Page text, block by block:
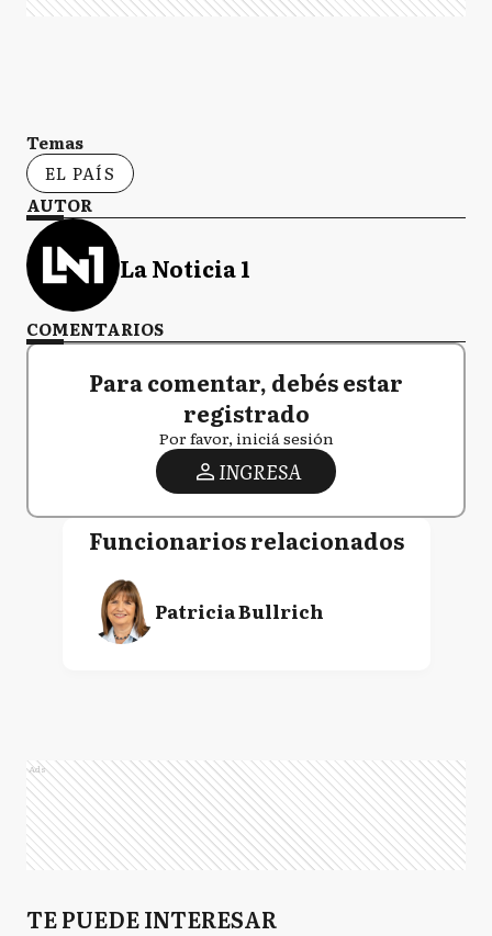
Temas
EL PAÍS
AUTOR
La Noticia 1
COMENTARIOS
Para comentar, debés estar
registrado
Por favor, iniciá sesión
INGRESA
Funcionarios relacionados
Patricia Bullrich
Ads
TE PUEDE INTERESAR